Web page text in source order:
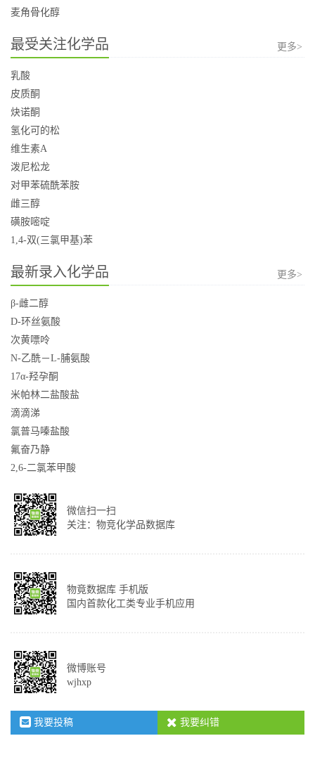
麦角骨化醇
最受关注化学品 更多>
乳酸
皮质酮
炔诺酮
氢化可的松
维生素A
泼尼松龙
对甲苯硫酰苯胺
雌三醇
磺胺嘧啶
1,4-双(三氯甲基)苯
最新录入化学品 更多>
β-雌二醇
D-环丝氨酸
次黄嘌呤
N-乙酰－L-脯氨酸
17α-羟孕酮
米帕林二盐酸盐
滴滴涕
氯普马嗪盐酸
氟奋乃静
2,6-二氯苯甲酸
微信扫一扫
关注：物竞化学品数据库
物竟数据库 手机版
国内首款化工类专业手机应用
微博账号
wjhxp
我要投稿 我要纠错